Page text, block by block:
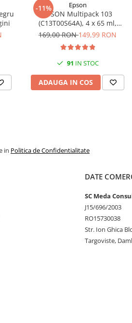
-11% Epson
EPSON Multipack 103
(C13T00S64A), 4 x 65 ml,
Black/Cyan/Magenta/Yellow
169,00 RON149,99 RON
91 IN STOC
ADAUGA IN COS
in Politica de Confidentialitate
DATE
SC Meda
J15/696/2003
RO15730038
Str. Ion Ghica
Targoviste,